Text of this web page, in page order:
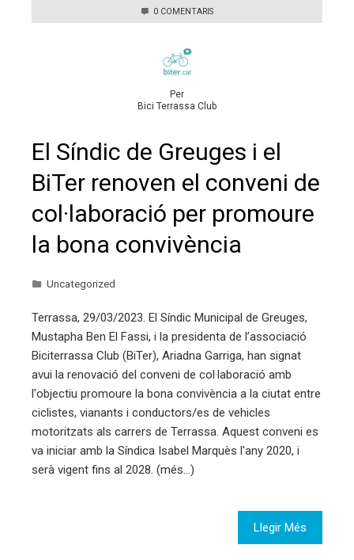
0 COMENTARIS
Per
Bici Terrassa Club
El Síndic de Greuges i el
BiTer renoven el conveni de
col·laboració per promoure
la bona convivència
Uncategorized
Terrassa, 29/03/2023. El Síndic Municipal de Greuges,
Mustapha Ben El Fassi, i la presidenta de l’associació
Biciterrassa Club (BiTer), Ariadna Garriga, han signat
avui la renovació del conveni de col·laboració amb
l'objectiu promoure la bona convivència a la ciutat entre
ciclistes, vianants i conductors/es de vehicles
motoritzats als carrers de Terrassa. Aquest conveni es
va iniciar amb la Síndica Isabel Marquès l'any 2020, i
serà vigent fins al 2028. (més…)
Llegir Més